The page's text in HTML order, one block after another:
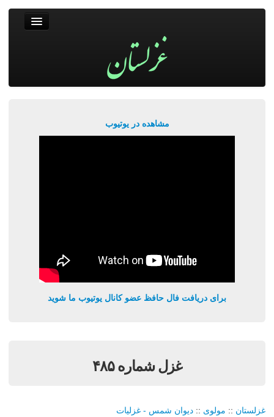
مشاهده در یوتیوب
برای دریافت فال حافظ عضو کانال یوتیوب ما شوید
غزل شماره ۴۸۵
غزلستان :: مولوی :: دیوان شمس - غزلیات